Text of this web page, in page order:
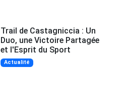
Trail de Castagniccia : Un
Duo, une Victoire Partagée
et l'Esprit du Sport
Actualité